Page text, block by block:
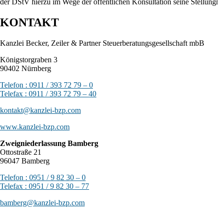
KONTAKT
Kanzlei Becker, Zeiler & Partner Steuerberatungsgesellschaft mbB
Königstorgraben 3
90402 Nürnberg
Telefon : 0911 / 393 72 79 – 0
Telefax : 0911 / 393 72 79 – 40
kontakt@kanzlei-bzp.com
www.kanzlei-bzp.com
Zweigniederlassung Bamberg
Ottostraße 21
96047 Bamberg
Telefon : 0951 / 9 82 30 – 0
Telefax : 0951 / 9 82 30 – 77
bamberg@kanzlei-bzp.com